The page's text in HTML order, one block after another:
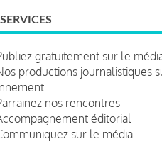
gratuitement sur le
productions journalistiques
nos rencontres
éditorial
sur le média